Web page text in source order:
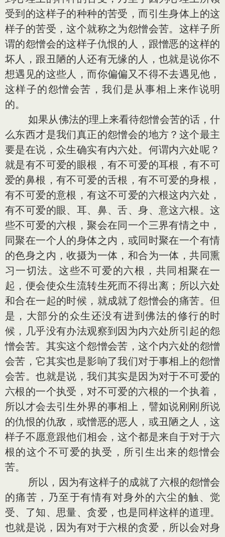
受到的这样子的种种的苦受，而引生身体上的这
样子的苦受，这个就称之为怨憎会苦。这样子所
谓的怨憎会的这样子仇恨的人，跟憎恶的这样的
坏人，跟丑陋的人还有无缘的人，也就是说你不
想遇见的这些人，而你偏偏又不得不去遇见他，
这样子的怨憎会苦，我们是从事相上来作说明
的。
如果从佛法的理上来看待怨憎会苦的话，什
么东西才是我们真正的怨憎会的地方？这个最主
要是在说，众生确实有内六处。何谓内六处呢？
就是有不可爱的眼根，有不可爱的耳根，有不可
爱的鼻根，有不可爱的舌根，有不可爱的身根，
有不可爱的意根，有这不可爱的六根这内六处，
有不可爱的眼、耳、鼻、舌、身、意这六根。这
些不可爱的六根，聚会在同一个三界有情之中，
同聚在一个人的身体之内，或同时聚在一个有情
的色身之内，收摄为一体，和合为一体，共同熏
习一切法。这些不可爱的六根，共同相聚在一
起，便会使众生流转生死而不得出离；所以六处
和合在一起的时候，就成就了怨憎会的痛苦。但
是，大部分的众生还没有进到佛法的修行的时
候，几乎没有办法观察到因为内六处所引起的怨
憎会苦。其实这个怨憎会苦，这个内六处的怨憎
会苦，它其实也是影响了我们对于事相上的怨憎
会苦。也就是说，我们其实是因为对于不可爱的
六根的一个执受，对不可爱的六根的一个执着，
所以才会去引生外界的事相上，譬如说刚刚所说
的仇恨的仇敌，或憎恶的恶人，或丑陋之人，这
样子不愿意跟他们相会，这个都是来自于对于六
根的这个不可爱的执受，所引生出来的怨憎会
苦。
所以，因为有这样子的成就了六根的怨憎会
的痛苦，乃至于有情有对身外的六尘的触、觉
受、了知、思量、贪爱，也是同样这样的道理。
也就是说，因为有对于六根的贪爱，所以会对身